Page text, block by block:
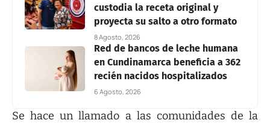
custodia la receta original y
proyecta su salto a otro formato
8 Agosto, 2026
Red de bancos de leche humana
en Cundinamarca beneficia a 362
recién nacidos hospitalizados
6 Agosto, 2026
Se hace un llamado a las comunidades de la